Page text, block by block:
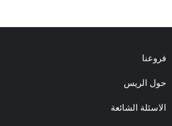
فروعنا
حول الريس
الاسئلة الشائعة